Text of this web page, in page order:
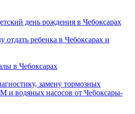
день рождения в Чебоксарах
ребенка в Чебоксарах и
в Чебоксарах
замену тормозных
и водяных насосов от Чебоксары-